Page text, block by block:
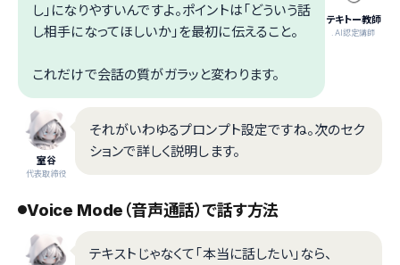
テキトー教師
.AI認定講師
し」になりやすいんですよ。ポイントは「どういう話
し相手になってほしいか」を最初に伝えること。
これだけで会話の質がガラッと変わります。
室谷
代表取締役
それがいわゆるプロンプト設定ですね。次のセク
ションで詳しく説明します。
Voice Mode（音声通話）で話す方法
テキストじゃなくて「本当に話したい」なら、